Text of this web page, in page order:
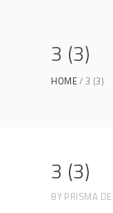
3 (3)
HOME 3 (3)
3 (3)
BY PRISMA